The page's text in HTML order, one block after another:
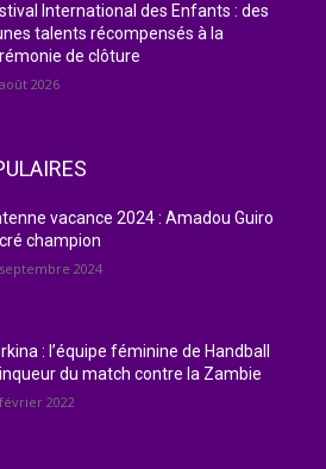
International des Enfants : des
talents récompensés à la
de clôture
2026
vacance 2024 : Amadou Guiro
champion
2024
: l’équipe féminine de Handball
du match contre la Zambie
2022